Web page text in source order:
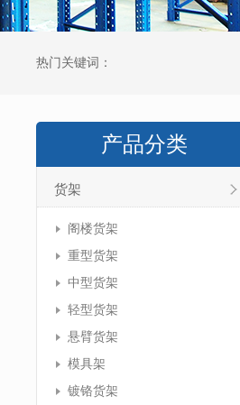
热门关键词：
产品分类
货架
阁楼货架
重型货架
中型货架
轻型货架
悬臂货架
模具架
镀铬货架